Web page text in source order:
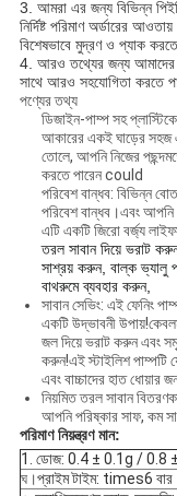
3. আমরা এর জন্য বিভিন্ন
নির্দিষ্ট পরিমাণ অর্ডারের
বিশেষভাবে মুদ্রণ ও প্যাক
4. আরও তথ্যের জন্য আমাদের
সাথে আরও সহযোগিতা করতে
পণ্যের তথ্য
ডিজাইন-পাম্প সহ
আকারের একই ঘাড়ের সহজ
তোলে, আপনি নিজের
করতে পারেন could
পরিবেশ বান্ধব: বিভিন্ন
পরিবেশ বান্ধব।এবং আপনি
এটি একটি জিরো বর্জ্য
তরল সাবান দিয়ে ভরাট
সাশ্রয় করুন, বাল্ক ভ্যালু
বাথরুমে ব্যবহার করুন,
সাবান সেভিং: এই ফেনিং
একটি উদ্ভাবনী
জল দিয়ে ভরাট করুন এবং
করুন!এই স্টাইলিশ পাম্পটি
এবং বাচ্চাদের হাত ধোয়ার
নিয়মিত তরল সাবান
আপনি পরিষ্কার সাফ, কম
পরিমাণ নিয়ন্ত্রণ মান:
1. ডোজ: 0.4 ± 0.1g / 0.8
ঘ।প্রাইম টাইম: times6